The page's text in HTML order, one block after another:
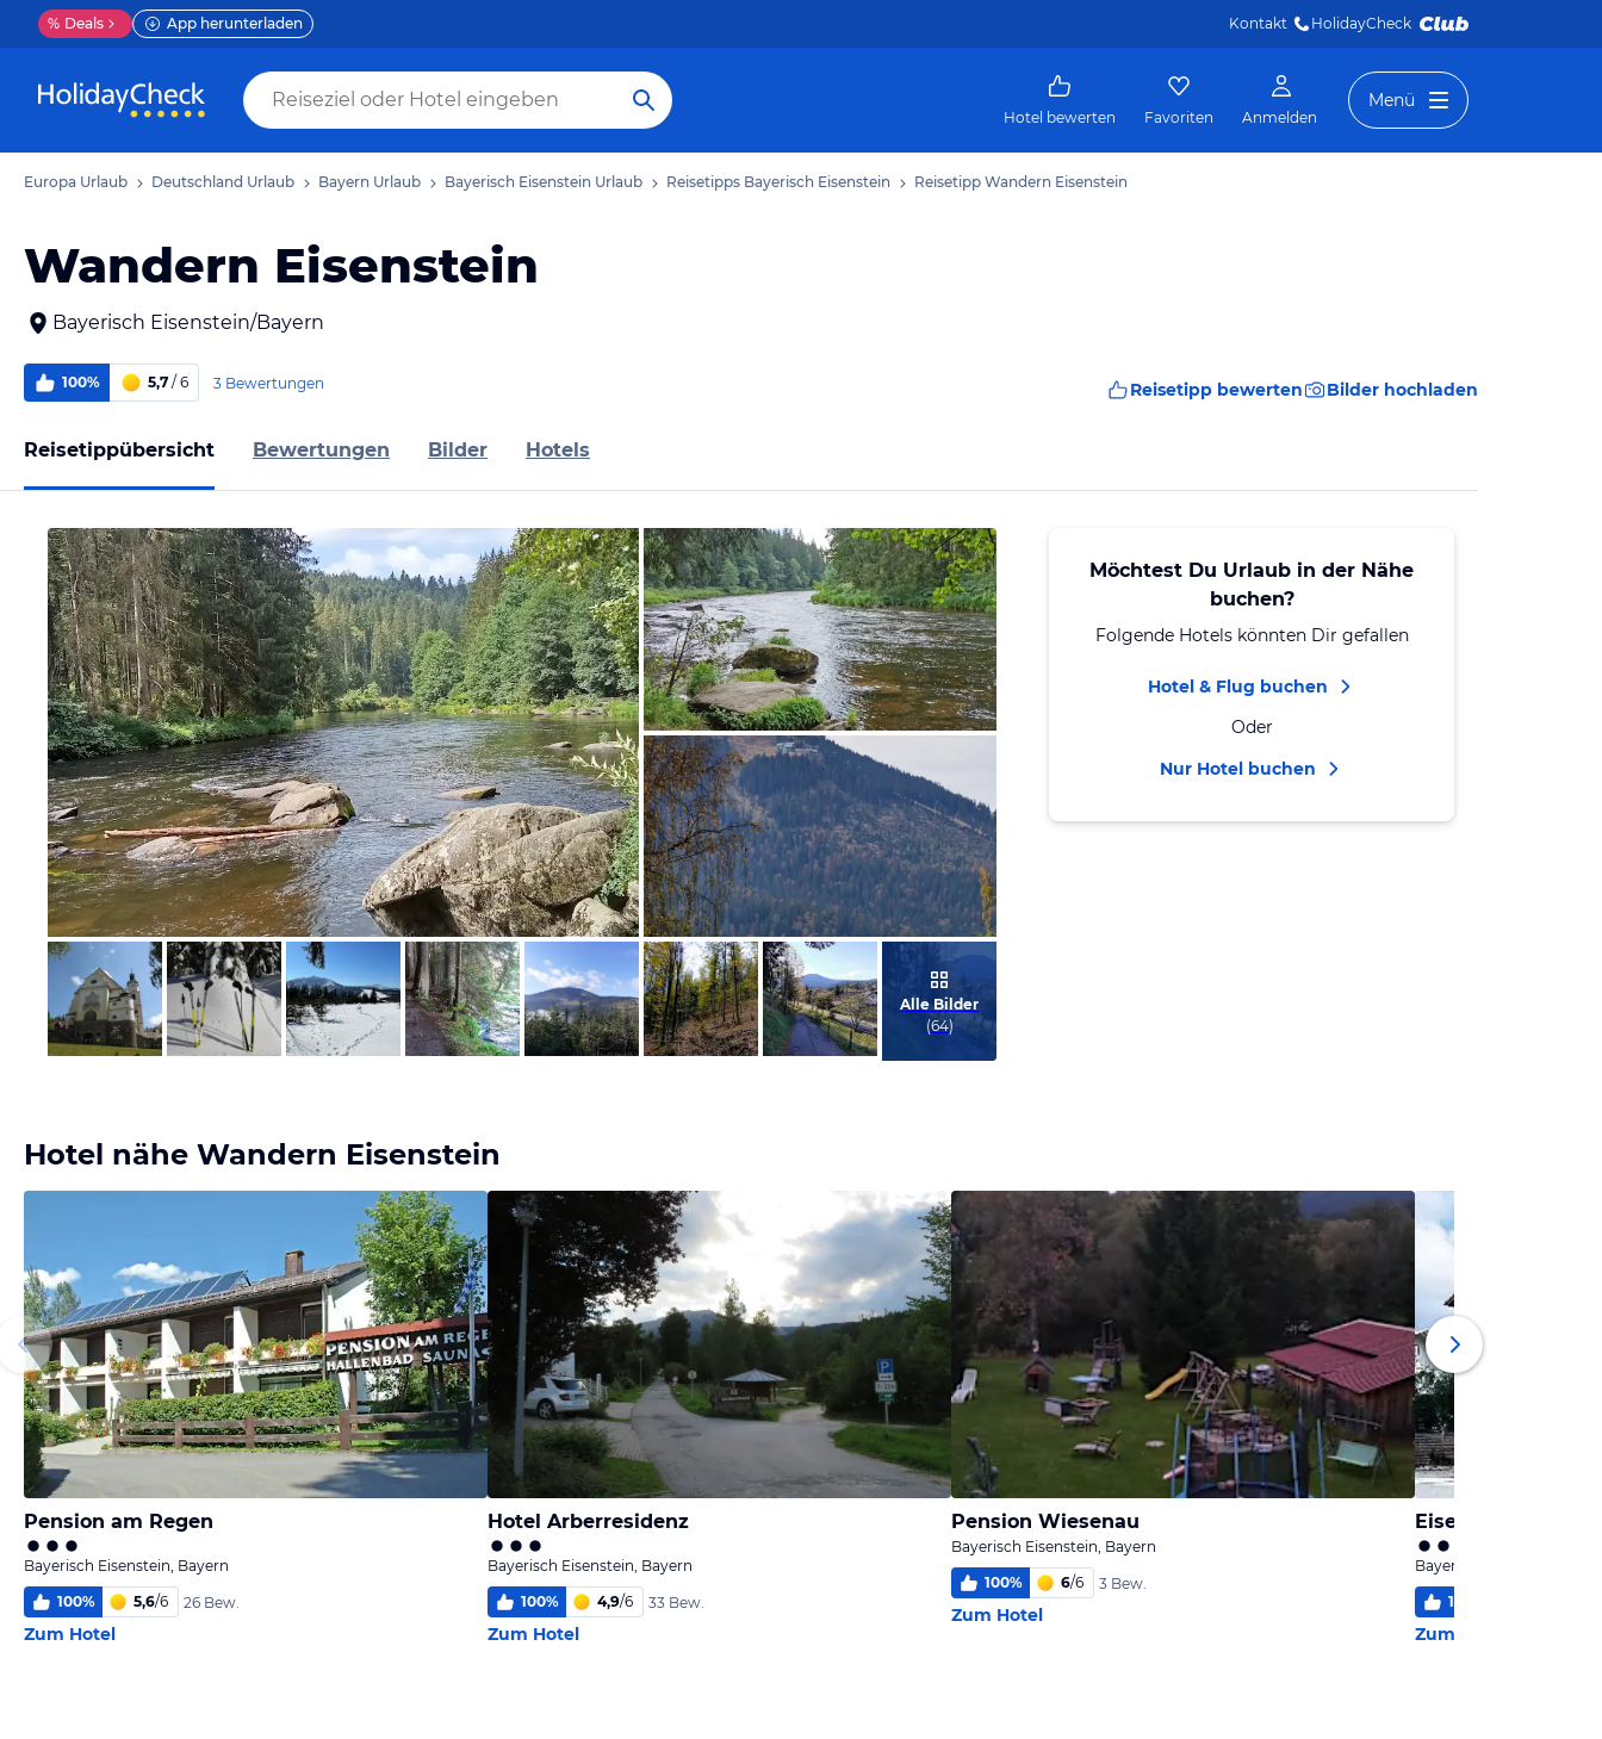
% Deals App herunterladen Kontakt HolidayCheck
Hotel bewerten Favoriten Anmelden
Menü
Europa Urlaub Deutschland Urlaub Bayern Urlaub Bayerisch Eisenstein Urlaub Reisetipps Bayerisch Eisenstein Reisetipp Wandern Eisenstein
Wandern Eisenstein
Bayerisch Eisenstein/Bayern
100% 5,7 / 6 3 Bewertungen Reisetipp bewerten Bilder hochladen
Reisetippübersicht Bewertungen Bilder Hotels
Bild melden
von Rosemarie
Bild melden
von Rosemarie
Bild melden
von Uta
Alle Bilder
(64)
Möchtest Du Urlaub in der Nähe
buchen?
Folgende Hotels könnten Dir gefallen
Hotel & Flug buchen
Oder
Nur Hotel buchen
Hotel nähe Wandern Eisenstein
Pension am Regen
Bayerisch Eisenstein, Bayern
100% 5,6/6 26 Bew.
Zum Hotel
Hotel Arberresidenz
Bayerisch Eisenstein, Bayern
100% 4,9/6 33 Bew.
Zum Hotel
Pension Wiesenau
Bayerisch Eisenstein, Bayern
100% 6/6 3 Bew.
Zum Hotel
Eisensteiner Hof
Bayerisch Eisenstein,
100
Zum Hotel